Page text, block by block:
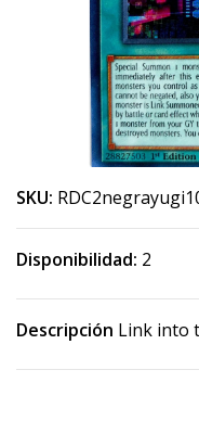
SKU:
Disponibilidad: 2
Descripción Link into